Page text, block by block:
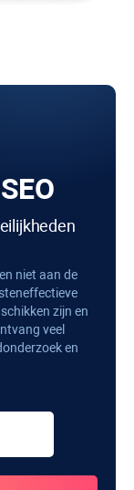
niet aan de
zijn en
veel
en